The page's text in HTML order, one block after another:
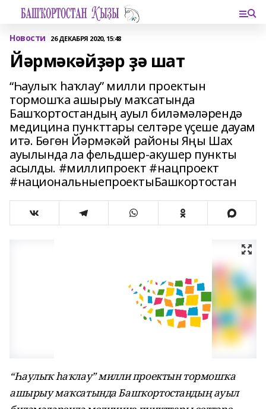
Новости 26 ДЕКАБРЯ 2020, 15:48
Йәрмәкәйҙәр ҙә шат
“Һаулыҡ һаҡлау” милли проектын
тормошҡа ашырыу маҡсатында
Башҡортостандың ауыл биләмәләрендә
медицина пункттары селтәре үҫеше дауам
итә. Бөгөн Йәрмәкәй районы Яңы Шах
ауылында ла фельдшер-акушер пункты
асылды. #миллипроект #нацпроект
#национальныепроектыБашкортостан
“Һаулыҡ һаҡлау” милли проектын тормошҡа
ашырыу маҡсатында Башҡортостандың ауыл